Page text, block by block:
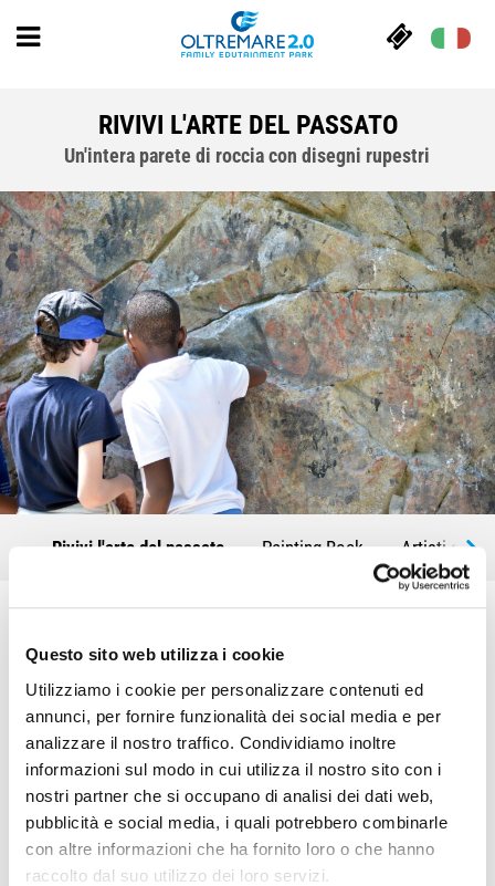
Questo sito web utilizza i cookie
Utilizziamo i cookie per personalizzare contenuti ed
annunci, per fornire funzionalità dei social media e per
analizzare il nostro traffico. Condividiamo inoltre
informazioni sul modo in cui utilizza il nostro sito con i
nostri partner che si occupano di analisi dei dati web,
pubblicità e social media, i quali potrebbero combinarle
con altre informazioni che ha fornito loro o che hanno
raccolto dal suo utilizzo dei loro servizi.
RIVIVI L'ARTE DEL PASSATO
Un'intera parete di roccia con disegni rupestri
Rivivi l'arte del passato Painting Rock Artisti della
rupestri, ti aspetta per lasciare iltuo segno nella storia
dell'arte dell'uomo.
Colori ispirati all'antichità potranno essere utilizzati per
permetterti di rivivere l'emozione dei nostri antenati.
Lascia un'impronta con il palmo della tua mano, come
facevano i Neanderthal negli ambienti ipogei scovati dagli
archeologi!